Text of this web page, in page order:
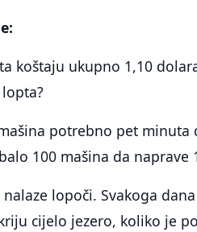
koštaju ukupno 1,10
potrebno pet
100 mašina da naprave
nalaze lopoči. Svakoga
cijelo jezero, koliko je